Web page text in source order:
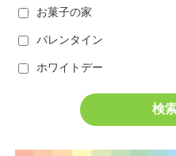
お菓子の家
バレンタイン
ホワイトデー